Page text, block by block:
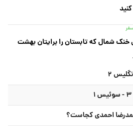
خنک شمال که تابستان را برایتان بهشت
احمدی کجاست؟